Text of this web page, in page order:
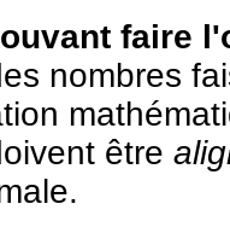
faire
nombres
être